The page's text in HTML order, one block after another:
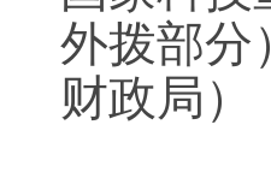
外拨部分
财政局